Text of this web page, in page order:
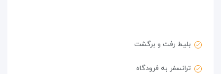
بلیط رفت و برگشت
ترانسفر به فرودگاه